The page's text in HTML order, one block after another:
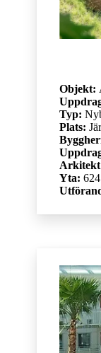
Objekt:
Typ:
Plats:
Yta: